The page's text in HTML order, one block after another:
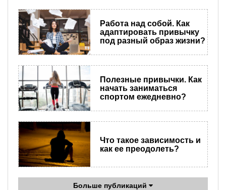
Работа над собой. Как
адаптировать привычку
под разный образ жизни?
Полезные привычки. Как
начать заниматься
спортом ежедневно?
Что такое зависимость и
как ее преодолеть?
Больше публикаций